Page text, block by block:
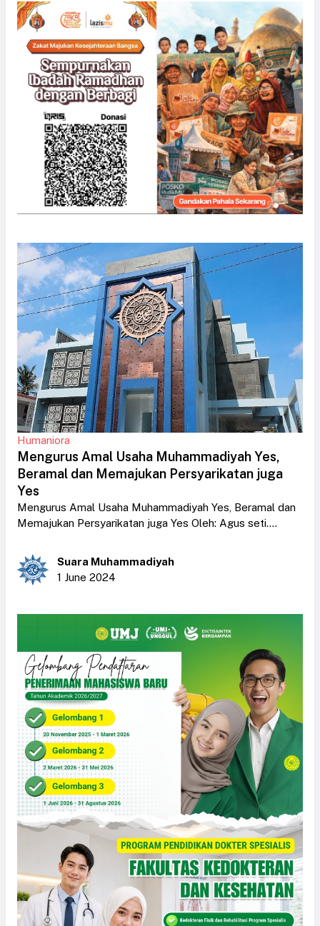
Humaniora
Mengurus Amal Usaha Muhammadiyah Yes,
Beramal dan Memajukan Persyarikatan juga
Yes
Mengurus Amal Usaha Muhammadiyah Yes, Beramal dan
Memajukan Persyarikatan juga Yes Oleh: Agus seti....
Suara Muhammadiyah
1 June 2024